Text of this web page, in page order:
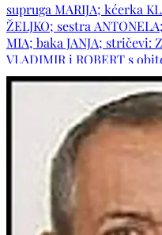
supruga MARIJA; kćerka
ŽELJKO; sestra
MIA; baka JANJA; stričevi:
VLADIMIR i ROBERT s
i obitelj pok. tetke
punica DARINA i punac
RENATA, ANĐELA i
VUČIĆ, MIŠKIĆ, TADIĆ,
PERKOVIĆ, BUDIĆ i
prijatelji.